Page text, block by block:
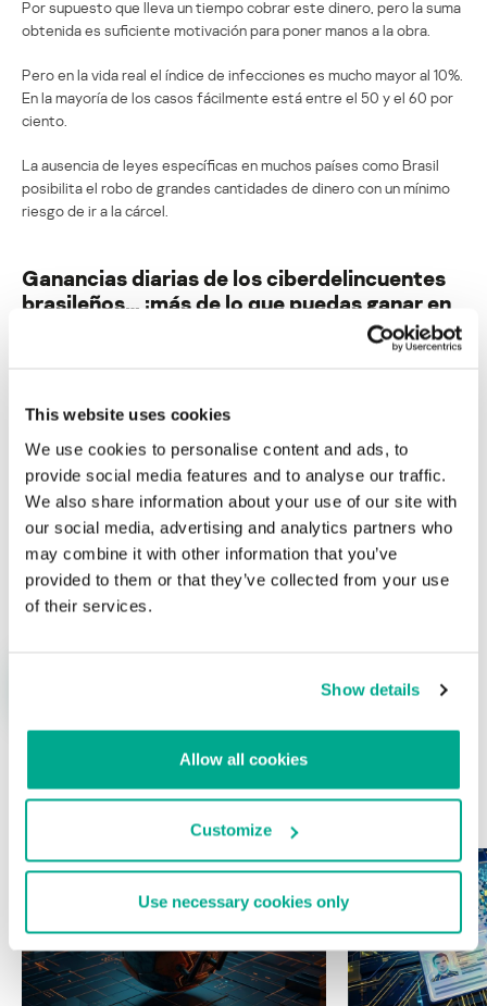
This website uses cookies
We use cookies to personalise content and ads, to
provide social media features and to analyse our traffic.
We also share information about your use of our site with
our social media, advertising and analytics partners who
may combine it with other information that you’ve
provided to them or that they’ve collected from your use
of their services.
Show details
Allow all cookies
Customize
Use necessary cookies only
Por supuesto que lleva un tiempo cobrar este dinero, pero la suma
obtenida es suficiente motivación para poner manos a la obra.
Pero en la vida real el índice de infecciones es mucho mayor al 10%.
En la mayoría de los casos fácilmente está entre el 50 y el 60 por
ciento.
La ausencia de leyes específicas en muchos países como Brasil
posibilita el robo de grandes cantidades de dinero con un mínimo
riesgo de ir a la cárcel.
Ganancias diarias de los ciberdelincuentes
brasileños… ¡más de lo que puedas ganar en
Nombre* Correo electrónico*
ÚLTIMAS PUBLICACIONES